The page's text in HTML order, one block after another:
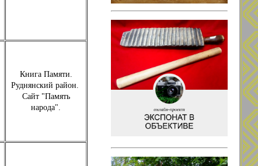
Книга Памяти.
Руднянский район.
Сайт "Память
народа".